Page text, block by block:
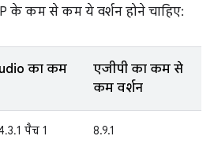
के कम से कम ये वर्शन होने चाहिए:
का कम
एजीपी का कम से
कम वर्शन
पैच 1 8.9.1